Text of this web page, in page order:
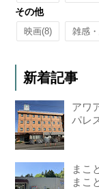
その他
映画(8) 雑感
新着記事
アワ
パレ
まこ
まこ